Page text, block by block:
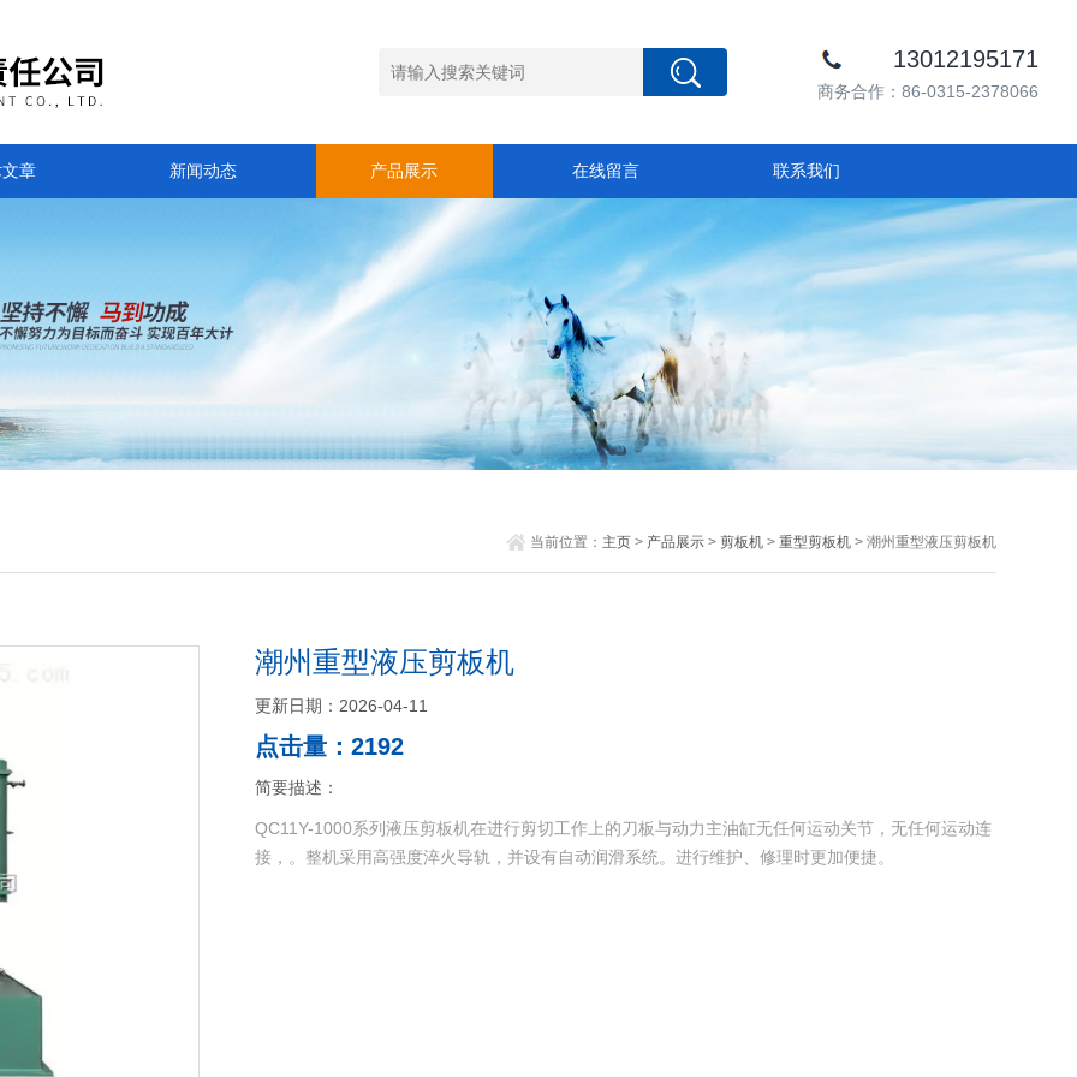
13012195171
商务合作：86-0315-2378066
章 新闻动态 产品展示 在线留言 联系我们
当前位置： 主页> 产品展示> 剪板机> 重型剪板机> 潮州重型液压剪板机
潮州重型液压剪板机
更新日期：2026-04-11
点击量：2192
简要描述：
QC11Y-1000系列液压剪板机在进行剪切工作上的刀板与动力主油缸无任何运动关节，无任何运动连
接，。整机采用高强度淬火导轨，并设有自动润滑系统。进行维护、修理时更加便捷。